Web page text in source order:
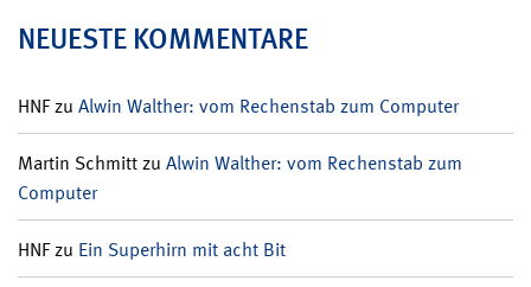
NEUESTE KOMMENTARE
HNFzu Alwin Walther: vom Rechenstab zum Computer
Martin Schmittzu Alwin Walther: vom Rechenstab zum
Computer
HNFzu Ein Superhirn mit acht Bit